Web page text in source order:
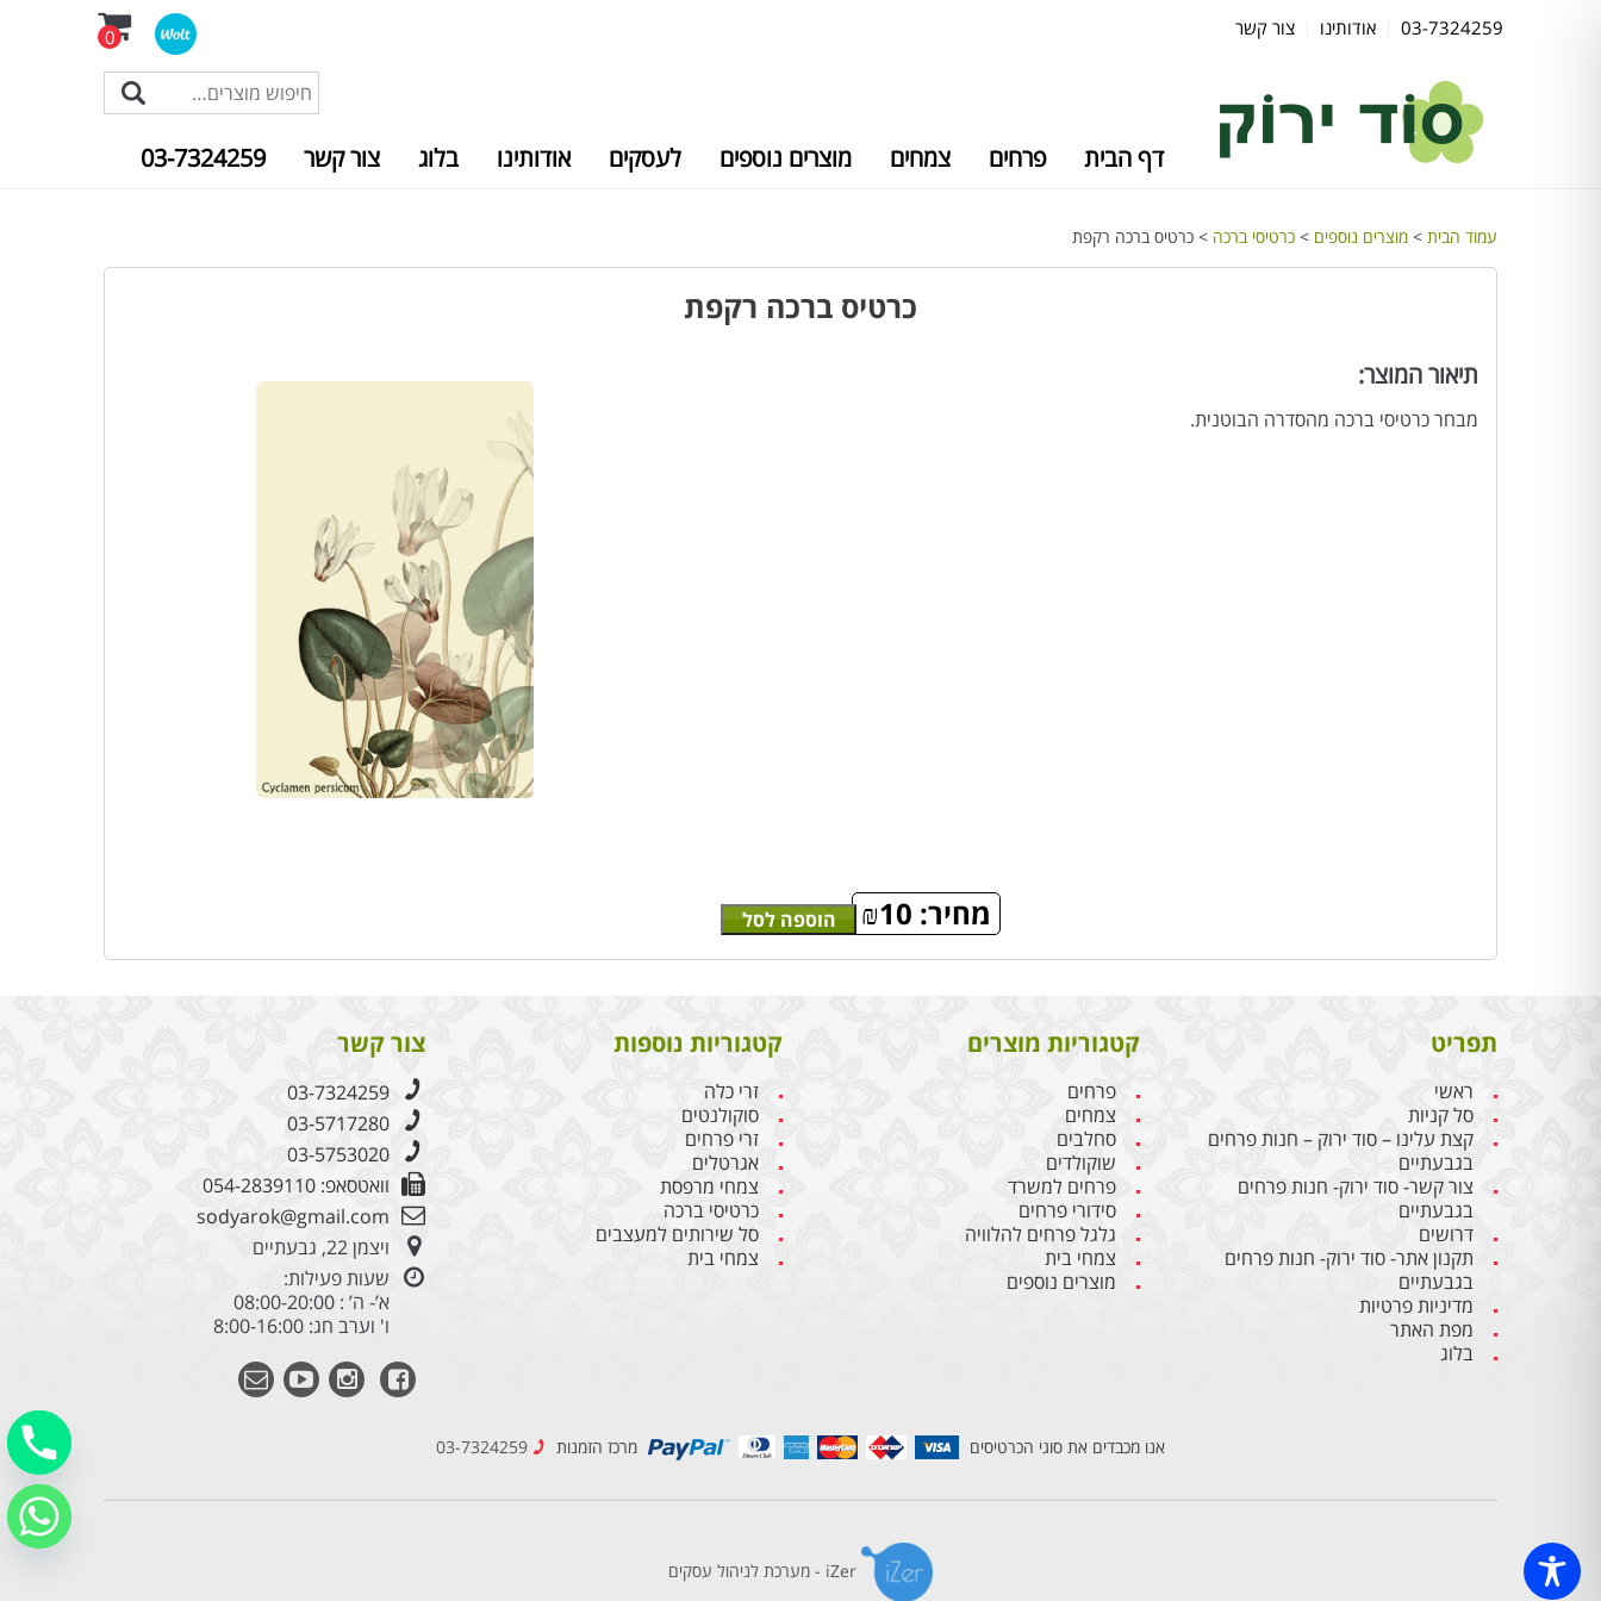
03-7324259 אודותינו צור קשר 0
דף הבית פרחים צמחים מוצרים נוספים לעסקים אודותינו בלוג צור קשר 03-7324259
עמוד הבית > מוצרים נוספים > כרטיסי ברכה > כרטיס ברכה רקפת
כרטיס ברכה רקפת
תיאור המוצר:
מבחר כרטיסי ברכה מהסדרה הבוטנית.
מחיר: ₪10 הוספה לסל
תפריט
ראשי
סל קניות
קצת עלינו – סוד ירוק – חנות פרחים
בגבעתיים
צור קשר- סוד ירוק- חנות פרחים
בגבעתיים
דרושים
תקנון אתר- סוד ירוק- חנות פרחים
בגבעתיים
מדיניות פרטיות
מפת האתר
בלוג
קטגוריות מוצרים
פרחים
צמחים
סחלבים
שוקולדים
פרחים למשרד
סידורי פרחים
גלגל פרחים להלוויה
צמחי בית
מוצרים נוספים
קטגוריות נוספות
זרי כלה
סוקולנטים
זרי פרחים
אגרטלים
צמחי מרפסת
כרטיסי ברכה
סל שירותים למעצבים
צמחי בית
צור קשר
03-7324259
03-5717280
03-5753020
וואטסאפ: 054-2839110
sodyarok@gmail.com
ויצמן 22, גבעתיים
שעות פעילות:
א’- ה’ : 08:00-20:00
ו' וערב חג: 8:00-16:00
אנו מכבדים את סוגי הכרטיסים מרכז הזמנות
iZer - מערכת לניהול עסקים